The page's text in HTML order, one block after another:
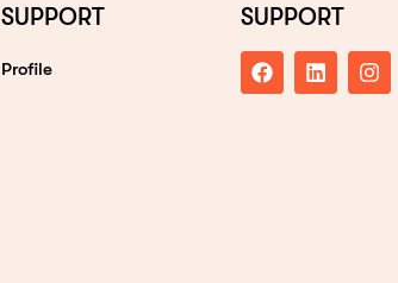
SUPPORT
Profile
SUPPORT